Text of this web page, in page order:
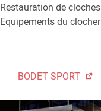
Restauration de cloches
Equipements du clocher
BODET SPORT